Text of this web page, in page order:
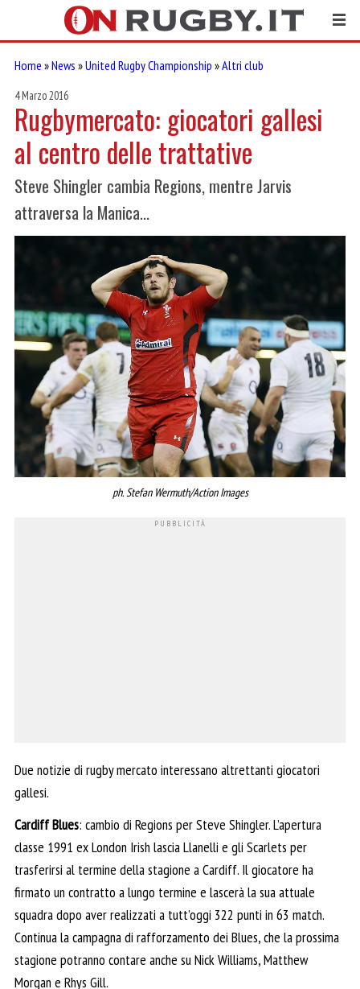
Home »News »United Rugby Championship »Altri club
4 Marzo 2016
Rugbymercato: giocatori gallesi
al centro delle trattative
Steve Shingler cambia Regions, mentre Jarvis
attraversa la Manica...
ph. Stefan Wermuth/Action Images
Due notizie di rugby mercato interessano altrettanti giocatori
gallesi.
Cardiff Blues: cambio di Regions per Steve Shingler. L’apertura
classe 1991 ex London Irish lascia Llanelli e gli Scarlets per
trasferirsi al termine della stagione a Cardiff. Il giocatore ha
firmato un contratto a lungo termine e lascerà la sua attuale
squadra dopo aver realizzati a tutt’oggi 322 punti in 63 match.
Continua la campagna di rafforzamento dei Blues, che la prossima
stagione potranno contare anche su Nick Williams, Matthew
Morgan e Rhys Gill.